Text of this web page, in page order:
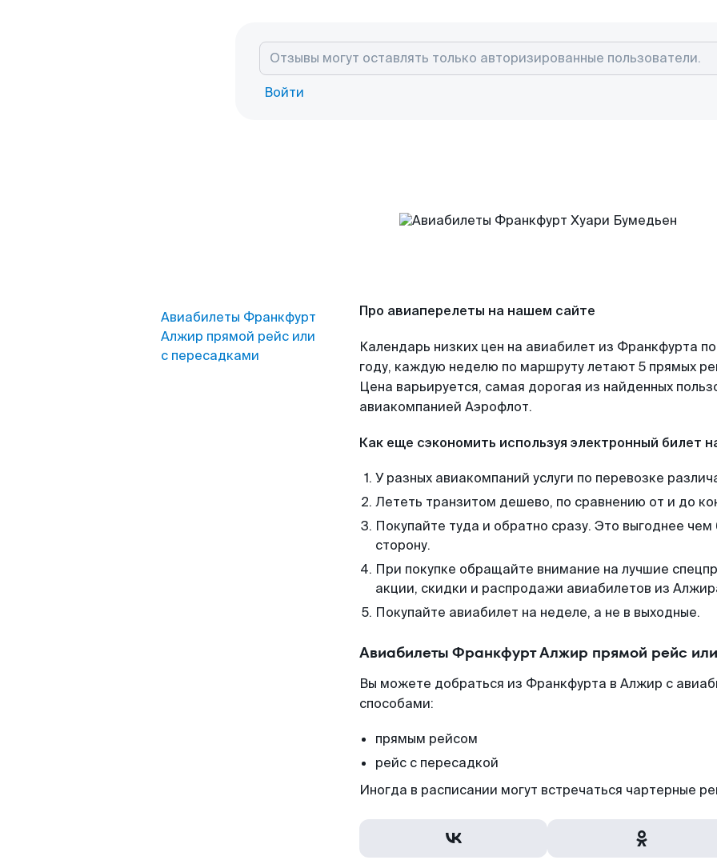
Войти
Авиабилеты Франкфурт
Алжир прямой рейс или
с пересадками
Про авиаперелеты на нашем сайте
Календарь низких цен на авиабилет из Франкфурта
году, каждую неделю по маршруту летают 5 прямых
Цена варьируется, самая дорогая из найденных
авиакомпанией Аэрофлот.
Как еще сэкономить используя электронный билет
У разных авиакомпаний услуги по перевозке
Лететь транзитом дешево, по сравнению от и до
Покупайте туда и обратно сразу. Это выгоднее
сторону.
При покупке обращайте внимание на лучшие
акции, скидки и распродажи авиабилетов из
Покупайте авиабилет на неделе, а не в выходные.
Авиабилеты Франкфурт Алжир прямой рейс
Вы можете добраться из Франкфурта в Алжир с
способами:
прямым рейсом
рейс с пересадкой
Иногда в расписании могут встречаться чартерные